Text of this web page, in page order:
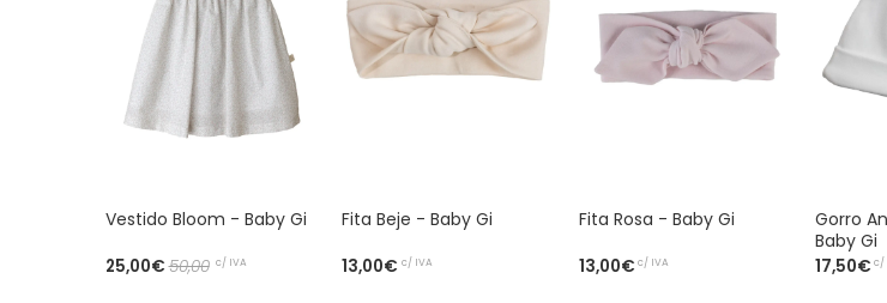
Vestido Bloom - Baby Gi
25,00€50,00 c/ IVA
Fita Beje - Baby Gi
13,00€ c/ IVA
Fita Rosa - Baby Gi
13,00€ c/ IVA
Gorro
Baby Gi
17,50€ c/